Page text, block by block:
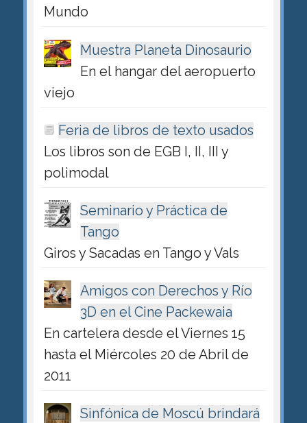
Mundo
Muestra Planeta Dinosaurio
En el hangar del aeropuerto
viejo
Feria de libros de texto usados
Los libros son de EGB I, II, III y
polimodal
Seminario y Práctica de
Tango
Giros y Sacadas en Tango y Vals
Amigos con Derechos y Río
3D en el Cine Packewaia
En cartelera desde el Viernes 15
hasta el Miércoles 20 de Abril de
2011
Sinfónica de Moscú brindará